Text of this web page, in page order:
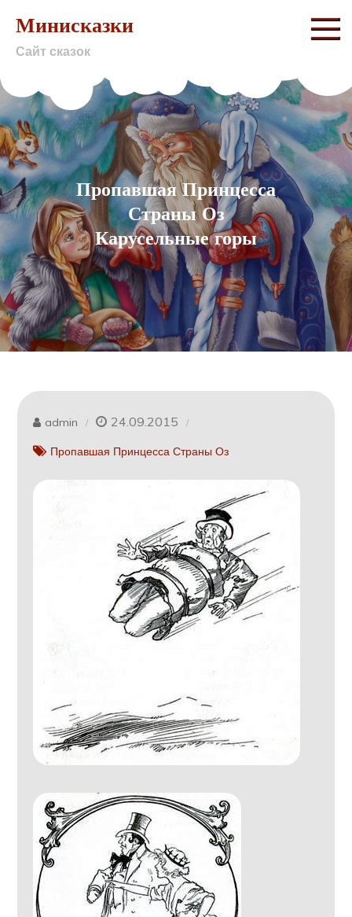
content
Минисказки
Сайт сказок
Пропавшая Принцесса
Страны Оз
Карусельные горы
admin 24.09.2015
Пропавшая Принцесса Страны Оз